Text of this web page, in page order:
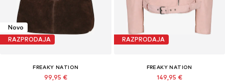
Novo
RAZPRODAJA
FREAKY NATION
99,95 €
RAZPRODAJA
FREAKY NATION
149,95 €